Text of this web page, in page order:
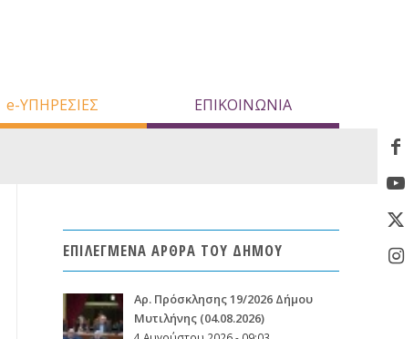
e-ΥΠΗΡΕΣΙΕΣ ΕΠΙΚΟΙΝΩΝΙΑ
ΕΠΙΛΕΓΜΕΝΑ ΑΡΘΡΑ ΤΟΥ ΔΗΜΟΥ
Aρ. Πρόσκλησης 19/2026 Δήμου
Μυτιλήνης (04.08.2026)